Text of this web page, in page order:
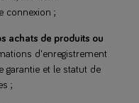
connexion ;
achats de produits ou
d'enregistrement
garantie et le statut de
;